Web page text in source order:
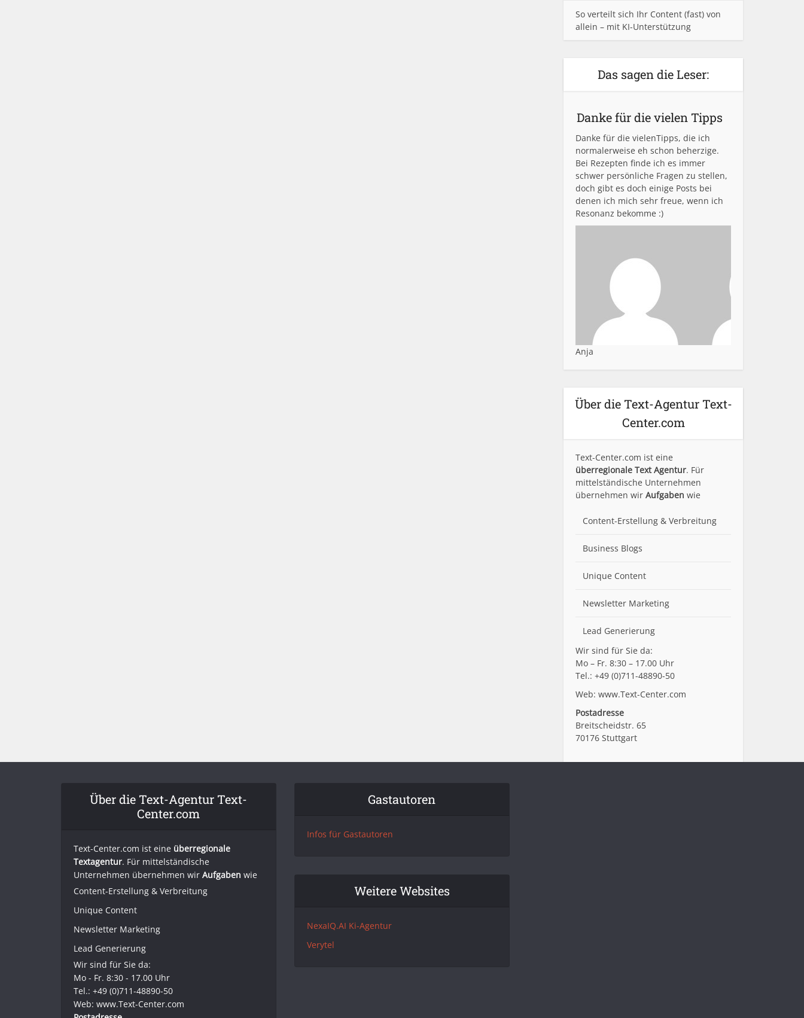
So verteilt sich Ihr Content (fast) von
allein – mit KI-Unterstützung
Das sagen die Leser:
Danke für die vielen Tipps
Danke für die vielenTipps, die ich
normalerweise eh schon beherzige.
Bei Rezepten finde ich es immer
schwer persönliche Fragen zu stellen,
doch gibt es doch einige Posts bei
denen ich mich sehr freue, wenn ich
Resonanz bekomme :)
Anja
Über die Text-Agentur Text-
Center.com
Text-Center.com ist eine
überregionale Text Agentur. Für
mittelständische Unternehmen
übernehmen wir Aufgaben wie
Content-Erstellung & Verbreitung
Business Blogs
Unique Content
Newsletter Marketing
Lead Generierung
Wir sind für Sie da:
Mo – Fr. 8:30 – 17.00 Uhr
Tel.: +49 (0)711-48890-50
Web: www.Text-Center.com
Postadresse
Breitscheidstr. 65
70176 Stuttgart
Über die Text-Agentur Text-
Center.com
Text-Center.com ist eine überregionale
Textagentur. Für mittelständische
Unternehmen übernehmen wir Aufgaben wie
Content-Erstellung & Verbreitung
Unique Content
Newsletter Marketing
Lead Generierung
Wir sind für Sie da:
Mo - Fr. 8:30 - 17.00 Uhr
Tel.: +49 (0)711-48890-50
Web: www.Text-Center.com
Gastautoren
Infos für Gastautoren
Weitere Websites
NexaIQ.AI Ki-Agentur
Verytel